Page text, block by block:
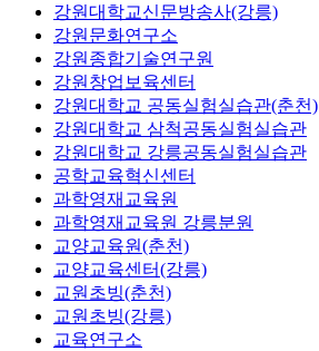
강원대학교신문방송사(강릉)
강원문화연구소
강원종합기술연구원
강원창업보육센터
강원대학교 공동실험실습관(춘천)
강원대학교 삼척공동실험실습관
강원대학교 강릉공동실험실습관
공학교육혁신센터
과학영재교육원
과학영재교육원 강릉분원
교양교육원(춘천)
교양교육센터(강릉)
교원초빙(춘천)
교원초빙(강릉)
교육연구소